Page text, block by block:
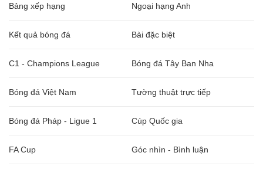
Bảng xếp hạng Ngoại hạng Anh
Kết quả bóng đá Bài đặc biệt
C1 - Champions League Bóng đá Tây Ban Nha
Bóng đá Việt Nam Tường thuật trực tiếp
Bóng đá Pháp - Ligue 1 Cúp Quốc gia
FA Cup Góc nhìn - Bình luận